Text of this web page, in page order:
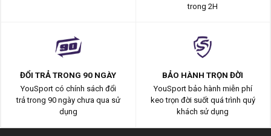
trong 2H
ĐỔI TRẢ TRONG 90 NGÀY
YouSport có chính sách đổi
trả trong 90 ngày chưa qua sử
dụng
BẢO HÀNH TRỌN ĐỜI
YouSport bảo hành miễn phí
keo trọn đời suốt quá trình quý
khách sử dụng